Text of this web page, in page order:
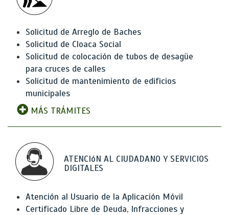
Solicitud de Arreglo de Baches
Solicitud de Cloaca Social
Solicitud de colocación de tubos de desagüe
para cruces de calles
Solicitud de mantenimiento de edificios
municipales
MÁS TRÁMITES
ATENCIóN AL CIUDADANO Y SERVICIOS
DIGITALES
Atención al Usuario de la Aplicación Móvil
Certificado Libre de Deuda, Infracciones y